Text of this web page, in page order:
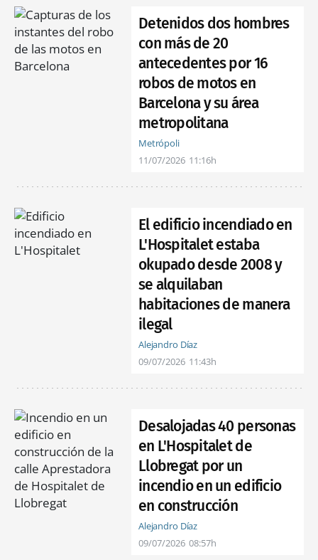
Detenidos dos hombres
con más de 20
antecedentes por 16
robos de motos en
Barcelona y su área
metropolitana
Metrópoli
11/07/2026 11:16h
El edificio incendiado en
L'Hospitalet estaba
okupado desde 2008 y
se alquilaban
habitaciones de manera
ilegal
Alejandro Díaz
09/07/2026 11:43h
Desalojadas 40 personas
en L'Hospitalet de
Llobregat por un
incendio en un edificio
en construcción
Alejandro Díaz
09/07/2026 08:57h